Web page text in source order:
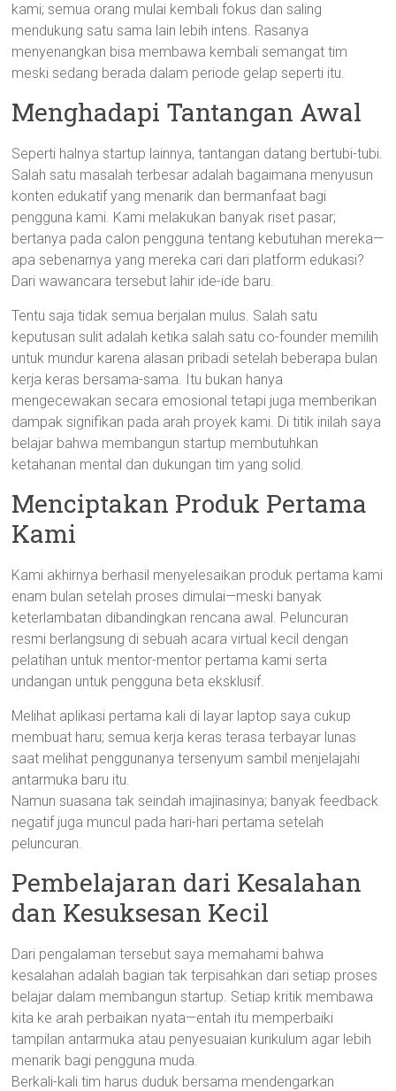
kami; semua orang mulai kembali fokus dan saling
mendukung satu sama lain lebih intens. Rasanya
menyenangkan bisa membawa kembali semangat tim
meski sedang berada dalam periode gelap seperti itu.
Menghadapi Tantangan Awal
Seperti halnya startup lainnya, tantangan datang bertubi-tubi.
Salah satu masalah terbesar adalah bagaimana menyusun
konten edukatif yang menarik dan bermanfaat bagi
pengguna kami. Kami melakukan banyak riset pasar;
bertanya pada calon pengguna tentang kebutuhan mereka—
apa sebenarnya yang mereka cari dari platform edukasi?
Dari wawancara tersebut lahir ide-ide baru.
Tentu saja tidak semua berjalan mulus. Salah satu
keputusan sulit adalah ketika salah satu co-founder memilih
untuk mundur karena alasan pribadi setelah beberapa bulan
kerja keras bersama-sama. Itu bukan hanya
mengecewakan secara emosional tetapi juga memberikan
dampak signifikan pada arah proyek kami. Di titik inilah saya
belajar bahwa membangun startup membutuhkan
ketahanan mental dan dukungan tim yang solid.
Menciptakan Produk Pertama
Kami
Kami akhirnya berhasil menyelesaikan produk pertama kami
enam bulan setelah proses dimulai—meski banyak
keterlambatan dibandingkan rencana awal. Peluncuran
resmi berlangsung di sebuah acara virtual kecil dengan
pelatihan untuk mentor-mentor pertama kami serta
undangan untuk pengguna beta eksklusif.
Melihat aplikasi pertama kali di layar laptop saya cukup
membuat haru; semua kerja keras terasa terbayar lunas
saat melihat penggunanya tersenyum sambil menjelajahi
antarmuka baru itu.
Namun suasana tak seindah imajinasinya; banyak feedback
negatif juga muncul pada hari-hari pertama setelah
peluncuran.
Pembelajaran dari Kesalahan
dan Kesuksesan Kecil
Dari pengalaman tersebut saya memahami bahwa
kesalahan adalah bagian tak terpisahkan dari setiap proses
belajar dalam membangun startup. Setiap kritik membawa
kita ke arah perbaikan nyata—entah itu memperbaiki
tampilan antarmuka atau penyesuaian kurikulum agar lebih
menarik bagi pengguna muda.
Berkali-kali tim harus duduk bersama mendengarkan